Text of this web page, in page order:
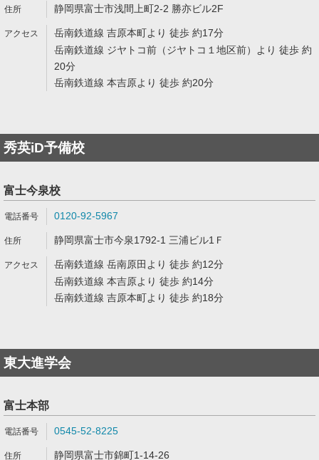
静岡県富士市浅間上町2-2 勝亦ビル2F
岳南鉄道線 吉原本町より 徒歩 約17分
岳南鉄道線 ジヤトコ前（ジヤトコ１地区前）より 徒歩 約
20分
岳南鉄道線 本吉原より 徒歩 約20分
秀英iD予備校
富士今泉校
0120-92-5967
静岡県富士市今泉1792-1 三浦ビル1Ｆ
岳南鉄道線 岳南原田より 徒歩 約12分
岳南鉄道線 本吉原より 徒歩 約14分
岳南鉄道線 吉原本町より 徒歩 約18分
東大進学会
富士本部
0545-52-8225
静岡県富士市錦町1-14-26